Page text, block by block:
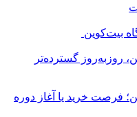
بیت‌کوین
روزبه‌روز گسترده‌تر
فرصت خرید یا آغاز دوره